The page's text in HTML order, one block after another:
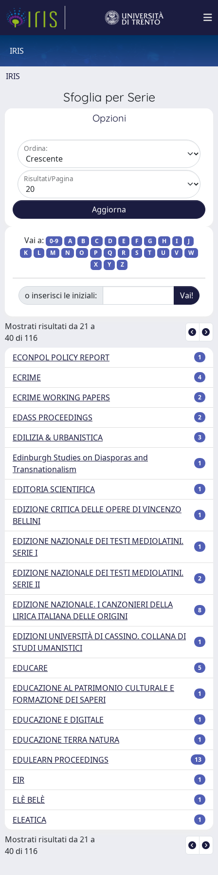
IRIS
IRIS
Sfoglia per Serie
Opzioni
Ordina:
Risultati/Pagina
Vai a: 0-9 A B C D E F G H I
J
K
L M N O P Q R S T U V
W
X
Y Z
o inserisci le iniziali:
Mostrati risultati da 21 a
40 di 116
ECONPOL POLICY REPORT
1
ECRIME 4
ECRIME WORKING PAPERS 2
EDASS PROCEEDINGS 2
EDILIZIA & URBANISTICA 3
Edinburgh Studies on Diasporas and
Transnationalism
1
EDITORIA SCIENTIFICA 1
EDIZIONE CRITICA DELLE OPERE DI VINCENZO
BELLINI
1
EDIZIONE NAZIONALE DEI TESTI MEDIOLATINI.
SERIE I
1
EDIZIONE NAZIONALE DEI TESTI MEDIOLATINI.
SERIE II
2
EDIZIONE NAZIONALE. I CANZONIERI DELLA
LIRICA ITALIANA DELLE ORIGINI
8
EDIZIONI UNIVERSITÀ DI CASSINO. COLLANA DI
STUDI UMANISTICI
1
EDUCARE 5
EDUCAZIONE AL PATRIMONIO CULTURALE E
FORMAZIONE DEI SAPERI
1
EDUCAZIONE E DIGITALE 1
EDUCAZIONE TERRA NATURA 1
EDULEARN PROCEEDINGS 13
EIR 1
ELÈ BELÈ 1
ELEATICA 1
Mostrati risultati da 21 a
40 di 116